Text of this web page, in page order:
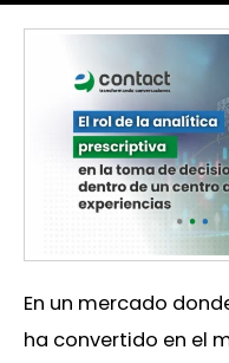
En un mercado
ha convertido en el